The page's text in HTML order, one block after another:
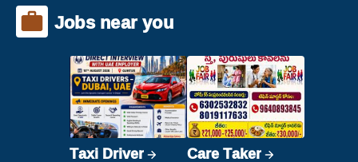
Jobs near you
Taxi Driver Care Taker